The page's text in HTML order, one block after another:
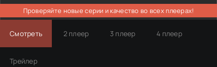
Проверяйте новые серии и качество во всех плеерах!
Смотреть 2 плеер 3 плеер 4 плеер
Трейлер